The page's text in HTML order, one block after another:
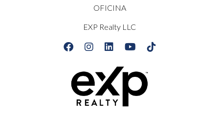
OFICINA
EXP Realty LLC